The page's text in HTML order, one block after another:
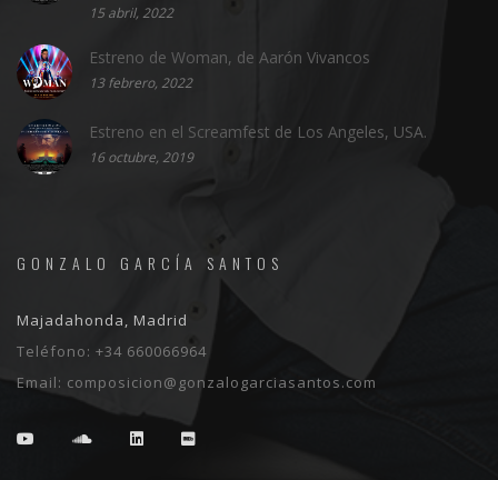
15 abril, 2022
Estreno de Woman, de Aarón Vivancos
13 febrero, 2022
Estreno en el Screamfest de Los Angeles, USA.
16 octubre, 2019
GONZALO GARCÍA SANTOS
Majadahonda, Madrid
Teléfono: +34 660066964
Email: composicion@gonzalogarciasantos.com